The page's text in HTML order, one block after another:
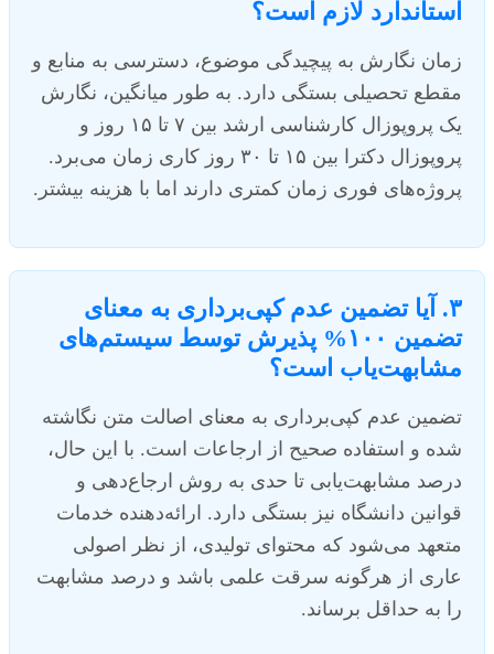
استاندارد لازم است؟
زمان نگارش به پیچیدگی موضوع، دسترسی به منابع و
مقطع تحصیلی بستگی دارد. به طور میانگین، نگارش
یک پروپوزال کارشناسی ارشد بین ۷ تا ۱۵ روز و
پروپوزال دکترا بین ۱۵ تا ۳۰ روز کاری زمان می‌برد.
پروژه‌های فوری زمان کمتری دارند اما با هزینه بیشتر.
۳. آیا تضمین عدم کپی‌برداری به معنای
تضمین ۱۰۰% پذیرش توسط سیستم‌های
مشابهت‌یاب است؟
تضمین عدم کپی‌برداری به معنای اصالت متن نگاشته
شده و استفاده صحیح از ارجاعات است. با این حال،
درصد مشابهت‌یابی تا حدی به روش ارجاع‌دهی و
قوانین دانشگاه نیز بستگی دارد. ارائه‌دهنده خدمات
متعهد می‌شود که محتوای تولیدی، از نظر اصولی
عاری از هرگونه سرقت علمی باشد و درصد مشابهت
را به حداقل برساند.